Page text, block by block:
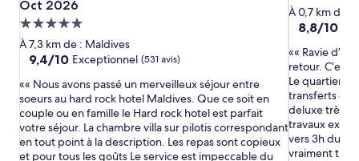
Oct 2026
Hébergement
5.0 étoiles
À 7,3 km de : Maldives
9.4
10,
Exceptionnel,
(531 avis)
9,4/10 Exceptionnel (531 avis)
« Nous avons passé un merveilleux séjour entre
soeurs au hard rock hotel Maldives. Que ce soit en
couple ou en famille le Hard rock hotel est parfait
votre séjour. La chambre villa sur pilotis correspondant
en tout point à la description. Les repas sont copieux
et pour tous les goûts Le service est impeccable du
3.5 étoiles
À 0,7 km de :
8.8
10,
Excellent,
(255 avis)
8,8/10
« Ravie
retour. C’est
Le quartier
transferts et
deluxe très
travaux
vers 3h du
vraiment